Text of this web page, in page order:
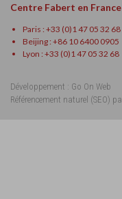
Centre Fabert en
Paris : +33 (0)1 47 05 32 68
Beijing : +86 10 6400 0905
Lyon : +33 (0)1 47 05 32 68
Développement : Go On Web
Référencement naturel (SEO)